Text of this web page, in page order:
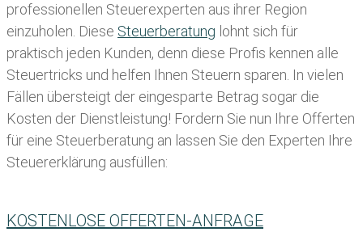
professionellen Steuerexperten aus ihrer Region
einzuholen. Diese Steuerberatung lohnt sich für
praktisch jeden Kunden, denn diese Profis kennen alle
Steuertricks und helfen Ihnen Steuern sparen. In vielen
Fällen übersteigt der eingesparte Betrag sogar die
Kosten der Dienstleistung! Fordern Sie nun Ihre Offerten
für eine Steuerberatung an lassen Sie den Experten Ihre
Steuererklärung ausfüllen:
KOSTENLOSE OFFERTEN-ANFRAGE